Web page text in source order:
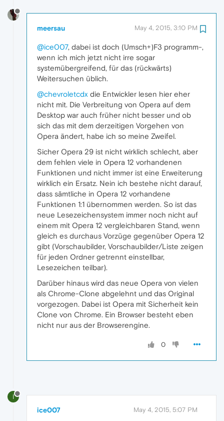
meersau May 4, 2015, 3:10 PM
@ice007, dabei ist doch (Umsch+)F3 programm-,
wenn ich mich jetzt nicht irre sogar
systemübergreifend, für das (rückwärts)
Weitersuchen üblich.
@chevroletcdx die Entwickler lesen hier eher
nicht mit. Die Verbreitung von Opera auf dem
Desktop war auch früher nicht besser und ob
sich das mit dem derzeitigen Vorgehen von
Opera ändert, habe ich so meine Zweifel.
Sicher Opera 29 ist nicht wirklich schlecht, aber
dem fehlen viele in Opera 12 vorhandenen
Funktionen und nicht immer ist eine Erweiterung
wirklich ein Ersatz. Nein ich bestehe nicht darauf,
dass sämtliche in Opera 12 vorhandene
Funktionen 1:1 übernommen werden. So ist das
neue Lesezeichensystem immer noch nicht auf
einem mit Opera 12 vergleichbaren Stand, wenn
gleich es durchaus Vorzüge gegenüber Opera 12
gibt (Vorschaubilder, Vorschaubilder/Liste zeigen
für jeden Ordner getrennt einstellbar,
Lesezeichen teilbar).
Darüber hinaus wird das neue Opera von vielen
als Chrome-Clone abgelehnt und das Original
vorgezogen. Dabei ist Opera mit Sicherheit kein
Clone von Chrome. Ein Browser besteht eben
nicht nur aus der Browserengine.
0
I
ice007 May 4, 2015, 5:07 PM